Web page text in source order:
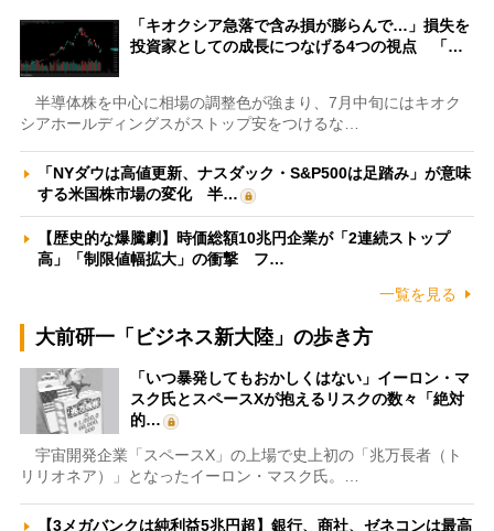
「キオクシア急落で含み損が膨らんで…」損失を
投資家としての成長につなげる4つの視点 「…
半導体株を中心に相場の調整色が強まり、7月中旬にはキオク
シアホールディングスがストップ安をつけるな…
「NYダウは高値更新、ナスダック・S&P500は足踏み」が意味
する米国株市場の変化 半…
【歴史的な爆騰劇】時価総額10兆円企業が「2連続ストップ
高」「制限値幅拡大」の衝撃 フ…
一覧を見る
大前研一「ビジネス新大陸」の歩き方
「いつ暴発してもおかしくはない」イーロン・マ
スク氏とスペースXが抱えるリスクの数々「絶対
的…
宇宙開発企業「スペースX」の上場で史上初の「兆万長者（ト
リリオネア）」となったイーロン・マスク氏。…
【3メガバンクは純利益5兆円超】銀行、商社、ゼネコンは最高